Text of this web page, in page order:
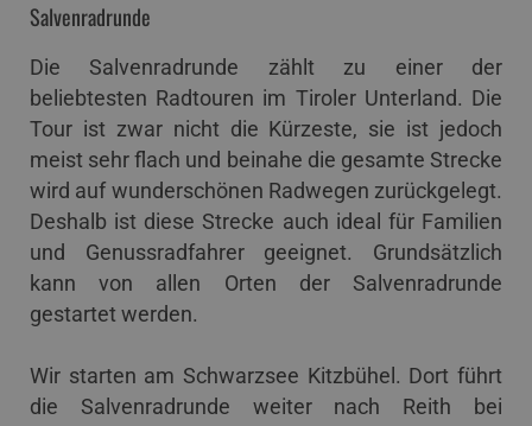
Salvenradrunde
Die Salvenradrunde zählt zu einer der
beliebtesten Radtouren im Tiroler Unterland. Die
Tour ist zwar nicht die Kürzeste, sie ist jedoch
meist sehr flach und beinahe die gesamte Strecke
wird auf wunderschönen Radwegen zurückgelegt.
Deshalb ist diese Strecke auch ideal für Familien
und Genussradfahrer geeignet. Grundsätzlich
kann von allen Orten der Salvenradrunde
gestartet werden.
Wir starten am Schwarzsee Kitzbühel. Dort führt
die Salvenradrunde weiter nach Reith bei